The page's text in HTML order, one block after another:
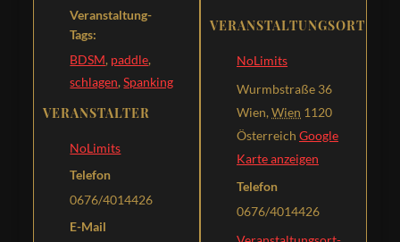
Veranstaltung-
Tags:
BDSM, paddle,
schlagen,Spanking
VERANSTALTER
NoLimits
Telefon
0676/4014426
E-Mail
VERANSTALTUNGSORT
NoLimits
Wurmbstraße 36
Wien, Wien 1120
Österreich Google
Karte anzeigen
Telefon
0676/4014426